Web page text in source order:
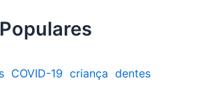
COVID-19 criança dentes